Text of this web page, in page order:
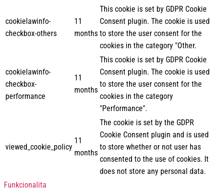
cookielawinfo-
checkbox-others
11
months
This cookie is set by GDPR Cookie
Consent plugin. The cookie is used
to store the user consent for the
cookies in the category "Other.
cookielawinfo-
checkbox-
performance
11
months
This cookie is set by GDPR Cookie
Consent plugin. The cookie is used
to store the user consent for the
cookies in the category
"Performance".
viewed_cookie_policy
11
months
The cookie is set by the GDPR
Cookie Consent plugin and is used
to store whether or not user has
consented to the use of cookies. It
does not store any personal data.
Funkcionalita